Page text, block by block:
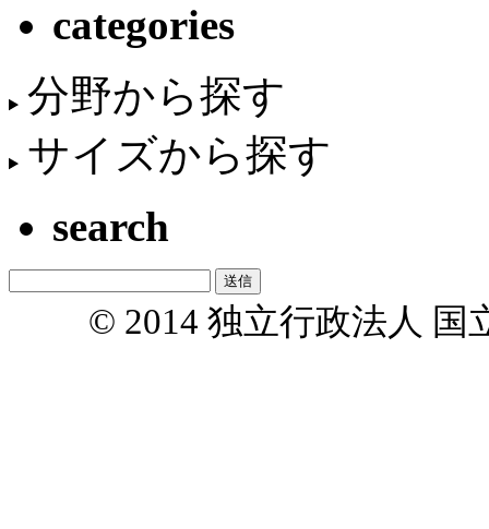
categories
分野から探す
サイズから探す
search
© 2014 独立行政法人 国